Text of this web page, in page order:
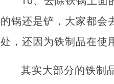
的锅还是铲，大家都会
处，还因为铁制品在使
其实大部分的铁制